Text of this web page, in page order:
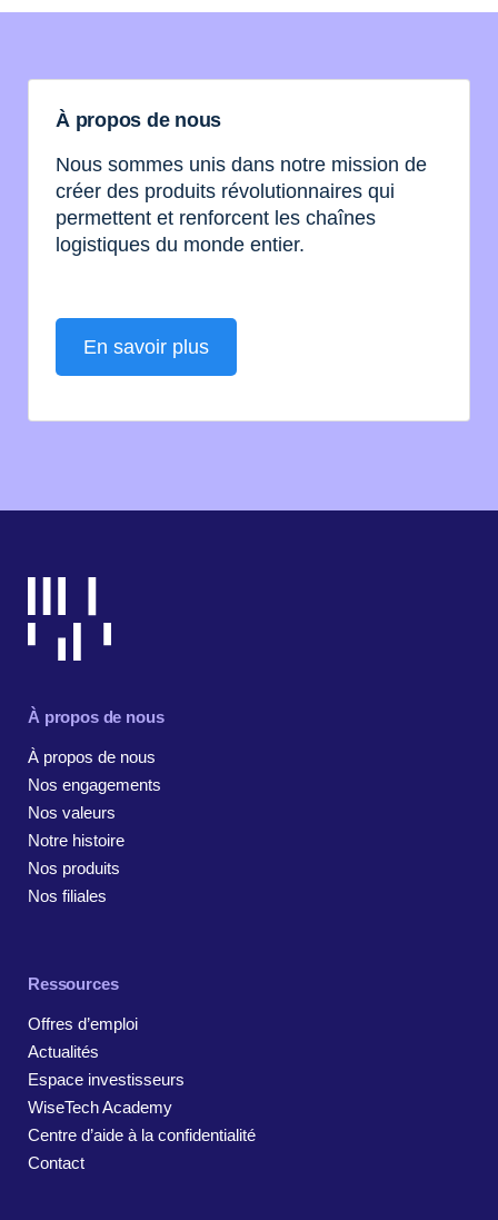
À propos de nous
Nous sommes unis dans notre mission de
créer des produits révolutionnaires qui
permettent et renforcent les chaînes
logistiques du monde entier.
En savoir plus
À propos de nous
À propos de nous
Nos engagements
Nos valeurs
Notre histoire
Nos produits
Nos filiales
Ressources
Offres d’emploi
Actualités
Espace investisseurs
WiseTech Academy
Centre d’aide à la confidentialité
Contact